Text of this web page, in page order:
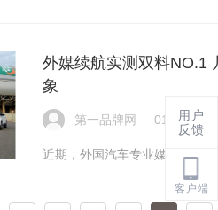
外媒续航实测双料NO.1
象
第一品牌网 01/06
近期，外国汽车专业媒体《
用户
反馈
客户端